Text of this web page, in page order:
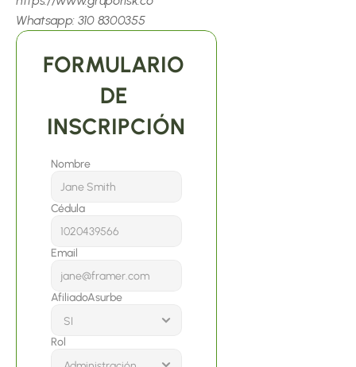
Whatsapp: 310 8300355
FORMULARIO
DE
INSCRIPCIÓN
Nombre
Cédula
Email
AfiliadoAsurbe
Rol